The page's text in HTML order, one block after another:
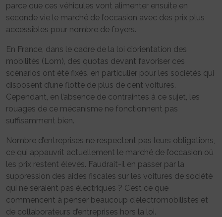
parce que ces véhicules vont alimenter ensuite en
seconde vie le marché de l’occasion avec des prix plus
accessibles pour nombre de foyers.
En France, dans le cadre de la loi d’orientation des
mobilités (Lom), des quotas devant favoriser ces
scénarios ont été fixés, en particulier pour les sociétés qui
disposent d’une flotte de plus de cent voitures.
Cependant, en l’absence de contraintes à ce sujet, les
rouages de ce mécanisme ne fonctionnent pas
suffisamment bien.
Nombre d’entreprises ne respectent pas leurs obligations,
ce qui appauvrit actuellement le marché de l’occasion où
les prix restent élevés. Faudrait-il en passer par la
suppression des aides fiscales sur les voitures de société
qui ne seraient pas électriques ? C’est ce que
commencent à penser beaucoup d’électromobilistes et
de collaborateurs d’entreprises hors la loi.